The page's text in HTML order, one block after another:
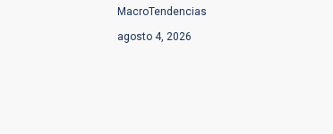
MacroTendencias
agosto 4, 2026